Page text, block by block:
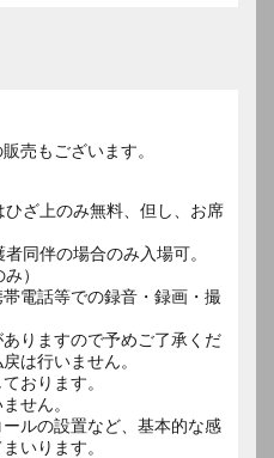
売もございます。
ざ上のみ無料、但し、お席
同伴の場合のみ入場可。
）
電話等での録音・録画・撮
りますので予めご了承くだ
は行いません。
おります。
せん。
ルの設置など、基本的な感
いります。